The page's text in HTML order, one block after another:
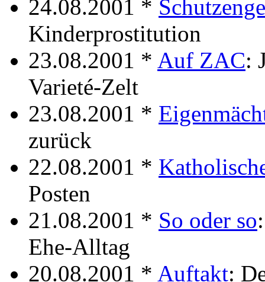
24.08.2001 *
Kinderprostitution
23.08.2001 * Auf ZAC:
Varieté-Zelt
23.08.2001 *
zurück
22.08.2001 *
Posten
21.08.2001 * So oder so
Ehe-Alltag
20.08.2001 * Auftakt: